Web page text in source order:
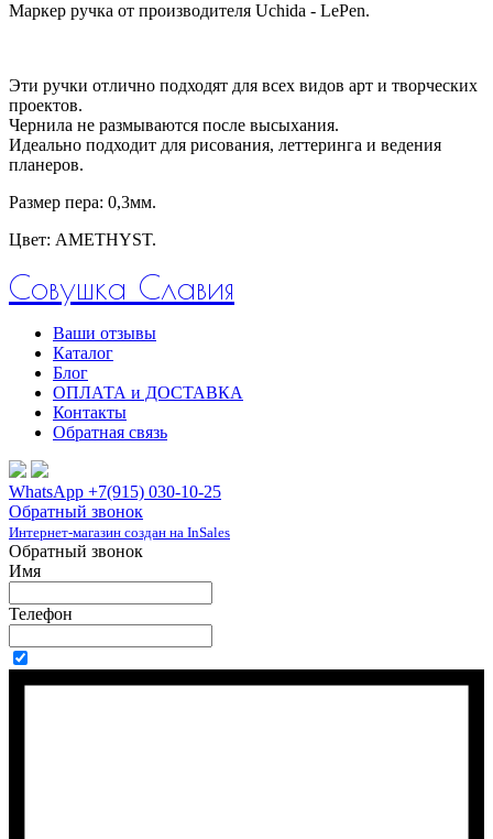
Маркер ручка от производителя Uchida - LePen.
Эти ручки отлично подходят для всех видов арт и творческих
проектов.
Чернила не размываются после высыхания.
Идеально подходит для рисования, леттеринга и ведения
планеров.
Размер пера: 0,3мм.
Цвет: AMETHYST.
Совушка Славия
Ваши отзывы
Каталог
Блог
ОПЛАТА и ДОСТАВКА
Контакты
Обратная связь
WhatsApp +7(915) 030-10-25
Обратный звонок
Интернет-магазин создан на InSales
Обратный звонок
Имя
Телефон